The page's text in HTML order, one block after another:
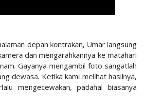
depan kontrakan, Umar langsung
dan mengarahkannya ke matahari
Gayanya mengambil foto sangatlah
dewasa. Ketika kami melihat hasilnya,
mengecewakan, padahal biasanya